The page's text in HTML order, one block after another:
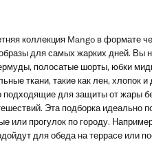
коллекция Mango в формате
для самых жарких дней. Вы
полосатые шорты, юбки
ткани, такие как лен, хлопок и
подходящие для защиты от жары
Эта подборка идеально
или прогулок по городу.
для обеда на террасе или